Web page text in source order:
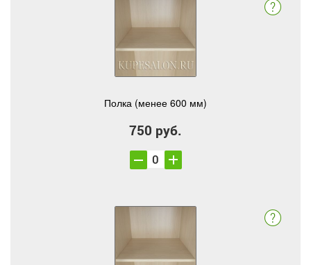
Полка (менее 600 мм)
750 руб.